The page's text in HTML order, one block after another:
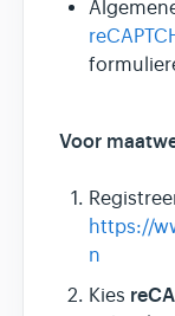
Voor
https://
n
Kies